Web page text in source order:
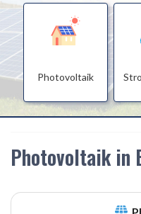
Photovoltaik
Photovoltaik in